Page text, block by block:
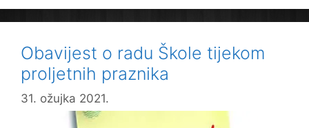
Obavijest o radu Škole tijekom
proljetnih praznika
31. ožujka 2021.